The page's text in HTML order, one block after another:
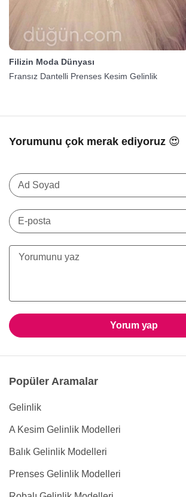
Filizin Moda Dünyası
Fransız Dantelli Prenses Kesim Gelinlik
Yorumunu çok merak ediyoruz 😍
Ad Soyad
E-posta
Yorum yap
Popüler Aramalar
Gelinlik
A Kesim Gelinlik Modelleri
Balık Gelinlik Modelleri
Prenses Gelinlik Modelleri